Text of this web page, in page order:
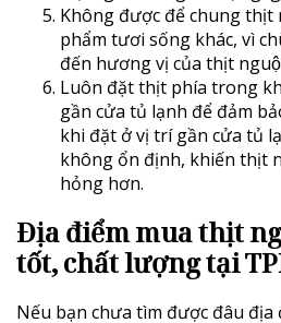
Không được để chung thịt
phẩm tươi sống khác, vì
đến hương vị của thịt
Luôn đặt thịt phía trong
gần cửa tủ lạnh để đảm
khi đặt ở vị trí gần cửa tủ
không ổn định, khiến thịt
hỏng hơn.
Địa điểm mua thịt
tốt, chất lượng tại
Nếu bạn chưa tìm được đâu